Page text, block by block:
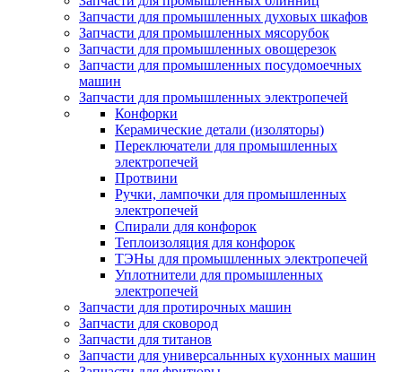
Запчасти для промышленных духовых шкафов
Запчасти для промышленных мясорубок
Запчасти для промышленных овощерезок
Запчасти для промышленных посудомоечных
машин
Запчасти для промышленных электропечей
Конфорки
Керамические детали (изоляторы)
Переключатели для промышленных
электропечей
Протвини
Ручки, лампочки для промышленных
электропечей
Спирали для конфорок
Теплоизоляция для конфорок
ТЭНы для промышленных электропечей
Уплотнители для промышленных
электропечей
Запчасти для протирочных машин
Запчасти для сковород
Запчасти для титанов
Запчасти для универсальнных кухонных машин